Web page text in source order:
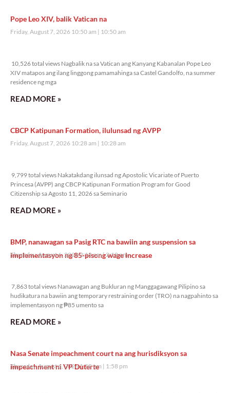
Pope Leo XIV, balik Vatican na
Friday, August 7, 2026 10:50 am 10:50 am
10,526 total views Nagbalik na sa Vatican ang Kanyang Kabanalan Pope Leo
XIV matapos ang ilang linggong pamamahinga sa Castel Gandolfo, na summer
residence ng mga
READ MORE »
CBCP Katipunan Formation, ilulunsad ng AVPP
Friday, August 7, 2026 10:28 am 10:28 am
9,799 total views Nakatakdang ilunsad ng Apostolic Vicariate of Puerto
Princesa (AVPP) ang CBCP Katipunan Formation Program for Good
Citizenship sa Agosto 11, 2026 sa Seminario
READ MORE »
BMP, nanawagan sa Pasig RTC na bawiin ang suspension sa
implementasyon ng 85-pisong wage increase
Thursday, August 6, 2026 2:18 pm 2:18 pm
7,863 total views Nanawagan ang Bukluran ng Manggagawang Pilipino sa
hudikatura na bawiin ang temporary restraining order (TRO) na nagpahinto sa
implementasyon ng ₱85 umento sa
READ MORE »
Nasa Senate impeachment court na ang hurisdiksyon sa
impeachment ni VP Duterte
Thursday, August 6, 2026 1:58 pm 1:58 pm